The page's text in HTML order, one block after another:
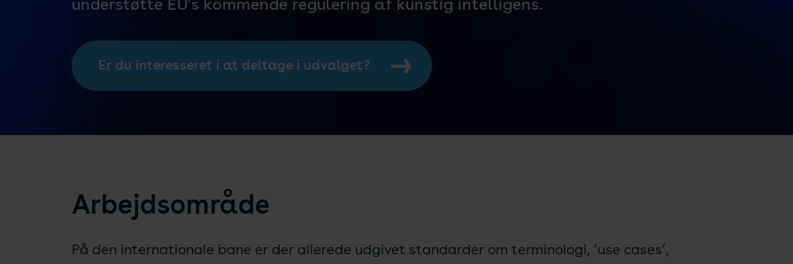
understøtte EU’s kommende regulering af kunstig intelligens.
Er du interesseret i at deltage i udvalget?
Arbejdsområde
På den internationale bane er der allerede udgivet standarder om terminologi, ’use cases’,